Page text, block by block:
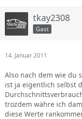
tkay2308
Gast
14. Januar 2011
Also nach dem wie du
ist ja eigentlich selbst
trozdem währe ich
diese Werte